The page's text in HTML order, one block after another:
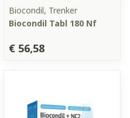
Biocondil, Trenker
Biocondil Tabl 180 Nf
€ 56,58